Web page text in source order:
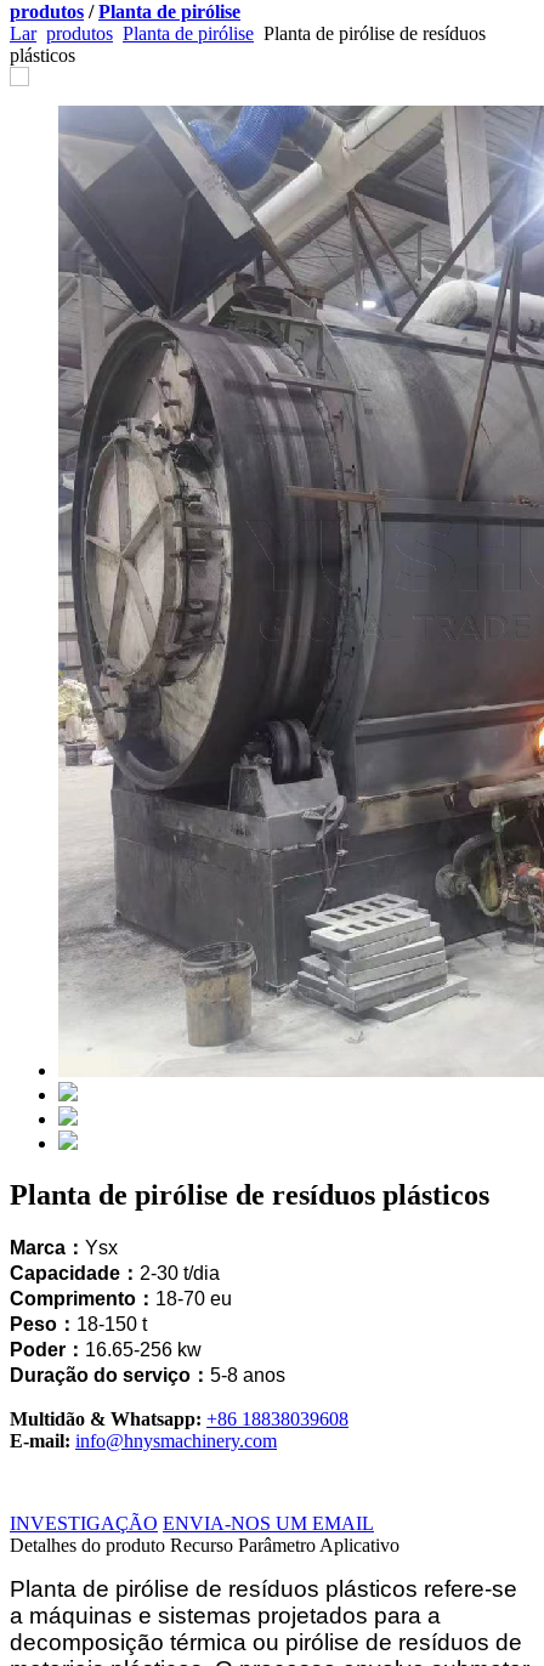
produtos / Planta de pirólise
Lar produtos Planta de pirólise Planta de pirólise de resíduos
plásticos
Planta de pirólise de resíduos plásticos
Marca： Ysx
Capacidade： 2-30 t/dia
Comprimento： 18-70 eu
Peso： 18-150 t
Poder： 16.65-256 kw
Duração do serviço： 5-8 anos
Multidão & Whatsapp: +86 18838039608
E-mail: info@hnysmachinery.com
INVESTIGAÇÃO ENVIA-NOS UM EMAIL
Detalhes do produto Recurso Parâmetro Aplicativo
Planta de pirólise de resíduos plásticos refere-se
a máquinas e sistemas projetados para a
decomposição térmica ou pirólise de resíduos de